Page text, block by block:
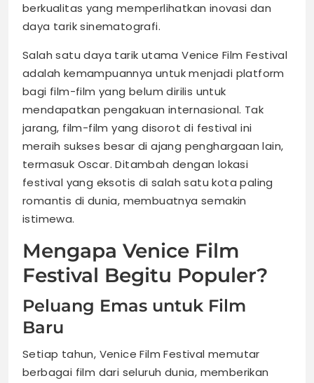
berkualitas yang memperlihatkan inovasi dan
daya tarik sinematografi.
Salah satu daya tarik utama Venice Film Festival
adalah kemampuannya untuk menjadi platform
bagi film-film yang belum dirilis untuk
mendapatkan pengakuan internasional. Tak
jarang, film-film yang disorot di festival ini
meraih sukses besar di ajang penghargaan lain,
termasuk Oscar. Ditambah dengan lokasi
festival yang eksotis di salah satu kota paling
romantis di dunia, membuatnya semakin
istimewa.
Mengapa Venice Film
Festival Begitu Populer?
Peluang Emas untuk Film
Baru
Setiap tahun, Venice Film Festival memutar
berbagai film dari seluruh dunia, memberikan